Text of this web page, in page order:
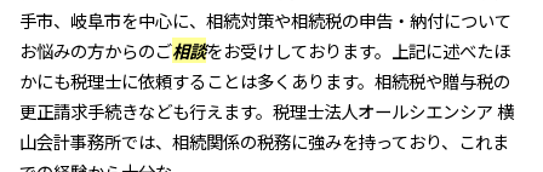
手市、岐阜市を中心に、相続対策や相続税の申告・納付について
お悩みの方からのご相談をお受けしております。上記に述べたほ
かにも税理士に依頼することは多くあります。相続税や贈与税の
更正請求手続きなども行えます。税理士法人オールシエンシア 横
山会計事務所では、相続関係の税務に強みを持っており、これま